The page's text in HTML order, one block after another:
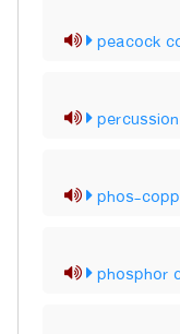
peacock
phos-
phosphor